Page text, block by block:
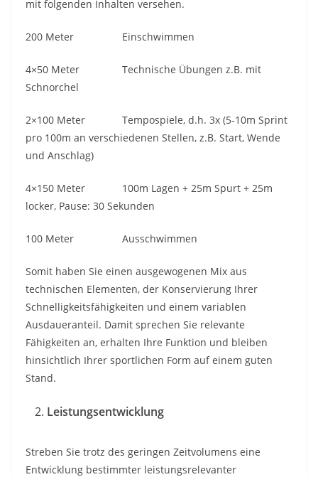
mit folgenden Inhalten versehen.
200 Meter Einschwimmen
4×50 Meter Technische Übungen z.B. mit
Schnorchel
2×100 Meter Tempospiele, d.h. 3x (5-10m Sprint
pro 100m an verschiedenen Stellen, z.B. Start, Wende
und Anschlag)
4×150 Meter 100m Lagen + 25m Spurt + 25m
locker, Pause: 30 Sekunden
100 Meter Ausschwimmen
Somit haben Sie einen ausgewogenen Mix aus
technischen Elementen, der Konservierung Ihrer
Schnelligkeitsfähigkeiten und einem variablen
Ausdaueranteil. Damit sprechen Sie relevante
Fähigkeiten an, erhalten Ihre Funktion und bleiben
hinsichtlich Ihrer sportlichen Form auf einem guten
Stand.
Leistungsentwicklung
Streben Sie trotz des geringen Zeitvolumens eine
Entwicklung bestimmter leistungsrelevanter